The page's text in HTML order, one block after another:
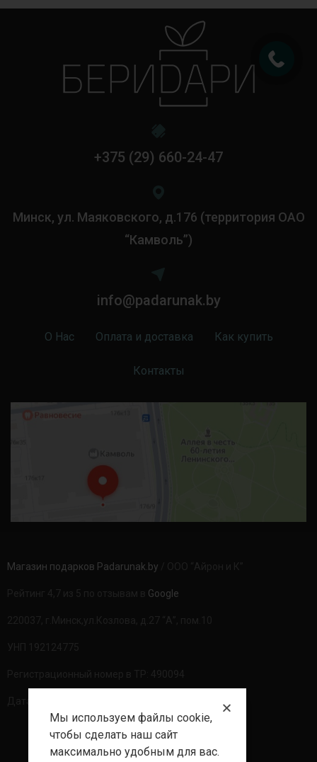
+375 (29) 660-24-47
Минск, ул. Маяковского, д.176 (территория ОАО
“Камволь”)
info@padarunak.by
О Нас Оплата и доставка Как купить
Контакты
Магазин подарков Padarunak.by
Google
Мы используем файлы cookie,
чтобы сделать наш сайт
максимально удобным для вас.